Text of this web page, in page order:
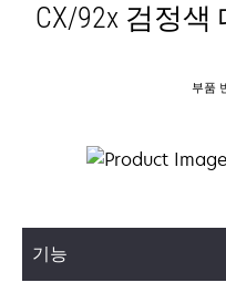
CX/92x 검정색
부품
기능